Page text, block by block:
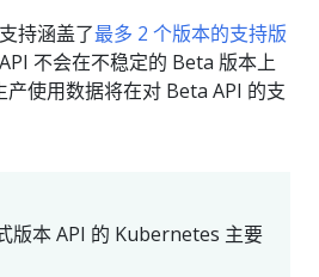
持涵盖了最多 2 个版本的支持版
不会在不稳定的 Beta 版本上
使用数据将在对 Beta API 的支
版本 API 的 Kubernetes 主要